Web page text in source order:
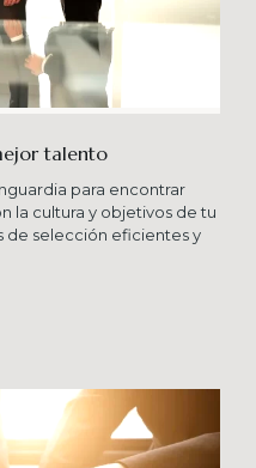
talento
para encontrar
la cultura y objetivos de tu
de selección eficientes y